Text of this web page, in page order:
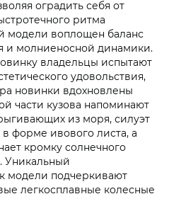
оградить себя от
ритма
модели воплощен баланс
и молниеносной динамики.
владельцы испытают
удовольствия,
новинки вдохновлены
части кузова напоминают
из моря, силуэт
форме ивового листа, а
кромку солнечного
Уникальный
модели подчеркивают
легкосплавные колесные